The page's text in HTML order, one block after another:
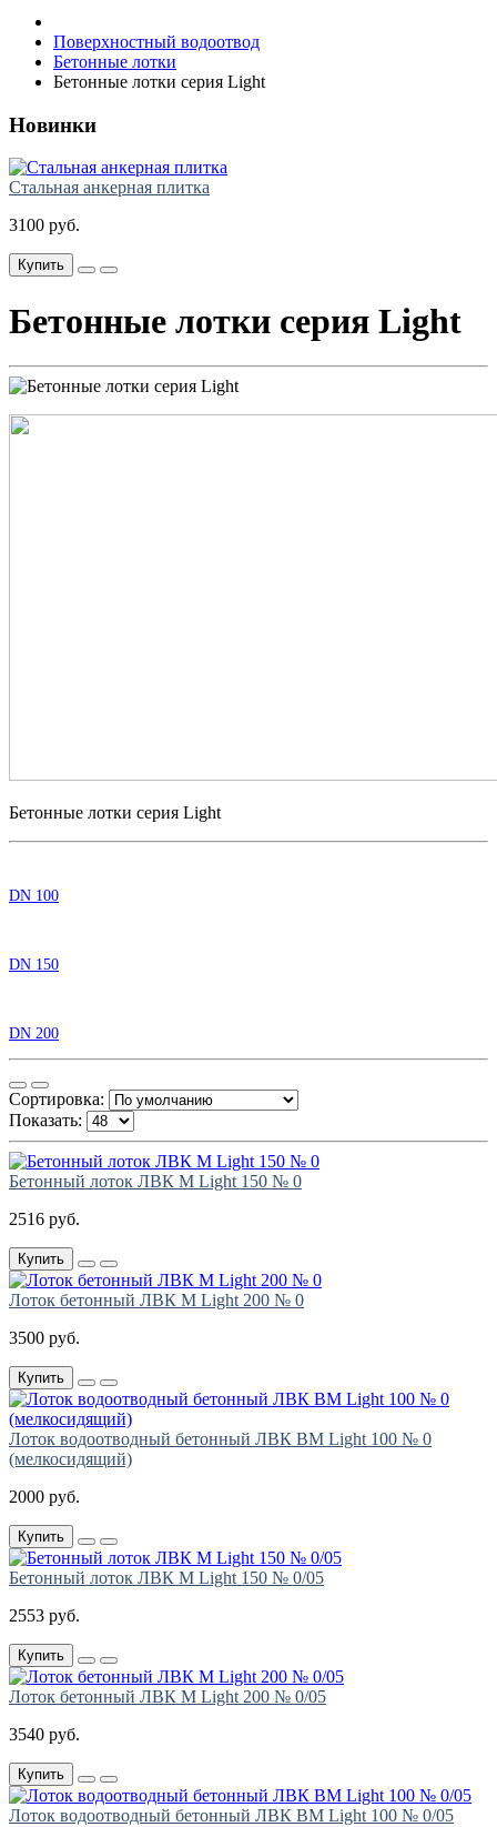
Поверхностный водоотвод
Бетонные лотки
Бетонные лотки серия Light
Новинки
Стальная анкерная плитка
3100 руб.
Купить
Бетонные лотки серия Light
Бетонные лотки серия Light
DN 100
DN 150
DN 200
Сортировка:
Показать:
Бетонный лоток ЛВК М Light 150 № 0
2516 руб.
Купить
Лоток бетонный ЛВК М Light 200 № 0
3500 руб.
Купить
Лоток водоотводный бетонный ЛВК ВМ Light 100 № 0
(мелкосидящий)
2000 руб.
Купить
Бетонный лоток ЛВК М Light 150 № 0/05
2553 руб.
Купить
Лоток бетонный ЛВК М Light 200 № 0/05
3540 руб.
Купить
Лоток водоотводный бетонный ЛВК ВМ Light 100 № 0/05